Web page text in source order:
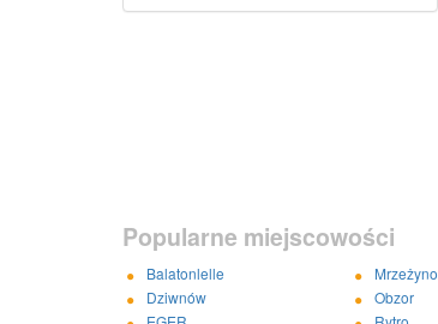
Popularne miejscowości
Balatonlelle
Dziwnów
Mrzeżyno
Obzor